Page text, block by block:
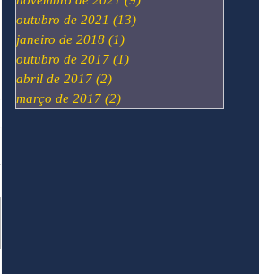
outubro de 2021 (13)
janeiro de 2018 (1)
outubro de 2017 (1)
abril de 2017 (2)
março de 2017 (2)